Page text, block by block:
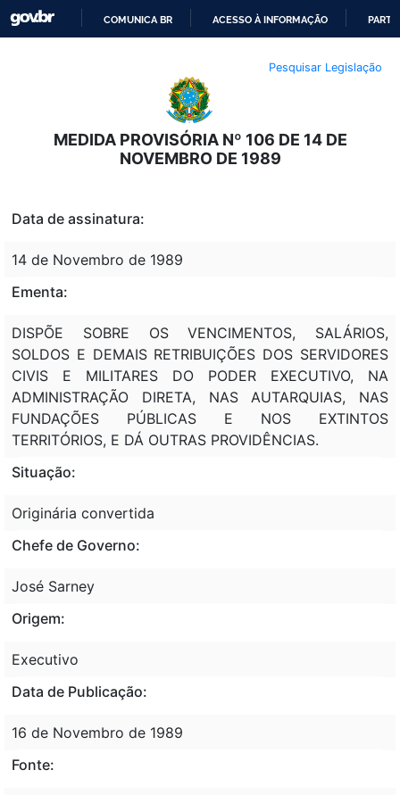
O
CONTEÚDO
COMUNICA BR ACESSO À INFORMAÇÃO
Pesquisar Legislação
MEDIDA PROVISÓRIA Nº 106 DE 14 DE
NOVEMBRO DE 1989
Data de assinatura:
14 de Novembro de 1989
Ementa:
DISPÕE SOBRE OS VENCIMENTOS, SALÁRIOS,
SOLDOS E DEMAIS RETRIBUIÇÕES DOS SERVIDORES
CIVIS E MILITARES DO PODER EXECUTIVO, NA
ADMINISTRAÇÃO DIRETA, NAS AUTARQUIAS, NAS
FUNDAÇÕES PÚBLICAS E NOS EXTINTOS
TERRITÓRIOS, E DÁ OUTRAS PROVIDÊNCIAS.
Situação:
Originária convertida
Chefe de Governo:
José Sarney
Origem:
Executivo
Data de Publicação:
16 de Novembro de 1989
Fonte: